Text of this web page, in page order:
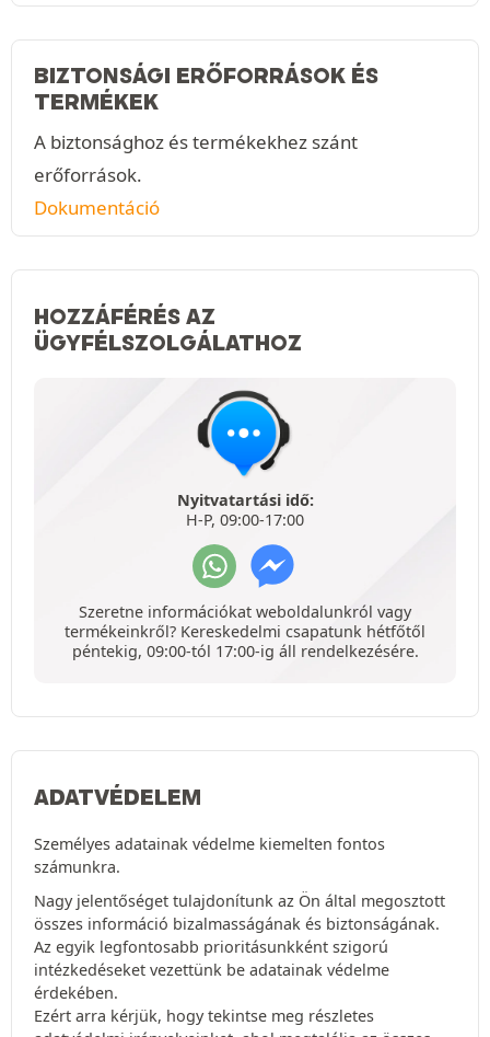
BIZTONSÁGI ERŐFORRÁSOK ÉS
TERMÉKEK
A biztonsághoz és termékekhez szánt
erőforrások.
Dokumentáció
HOZZÁFÉRÉS AZ
ÜGYFÉLSZOLGÁLATHOZ
Nyitvatartási idő:
H-P, 09:00-17:00
Szeretne információkat weboldalunkról vagy
termékeinkről? Kereskedelmi csapatunk hétfőtől
péntekig, 09:00-tól 17:00-ig áll rendelkezésére.
ADATVÉDELEM
Személyes adatainak védelme kiemelten fontos
számunkra.
Nagy jelentőséget tulajdonítunk az Ön által megosztott
összes információ bizalmasságának és biztonságának.
Az egyik legfontosabb prioritásunkként szigorú
intézkedéseket vezettünk be adatainak védelme
érdekében.
Ezért arra kérjük, hogy tekintse meg részletes